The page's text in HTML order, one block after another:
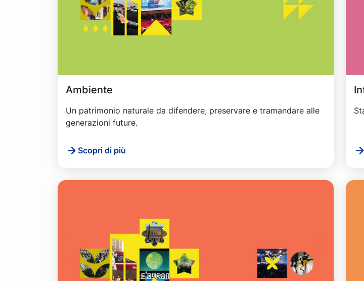
Ambiente
Un patrimonio naturale da difendere, preservare e tramandare alle
generazioni future.
Scopri di più